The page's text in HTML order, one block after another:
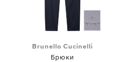
Brunello Cucinelli
Брюки